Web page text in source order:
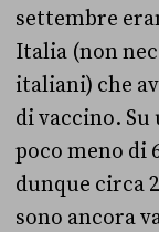
settembre
Italia (non
italiani) che
di vaccino. Su
poco meno di
dunque circa
sono ancora